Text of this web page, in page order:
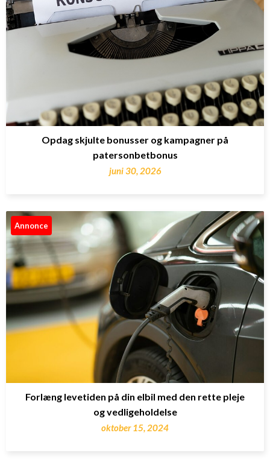
Opdag skjulte bonusser og kampagner på
patersonbetbonus
juni 30, 2026
Annonce
Forlæng levetiden på din elbil med den rette pleje
og vedligeholdelse
oktober 15, 2024